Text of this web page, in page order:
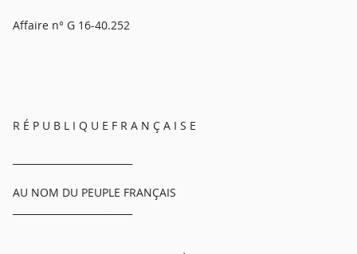
Affaire n° G 16-40.252
R É P U B L I Q U E F R A N Ç A I S E
AU NOM DU PEUPLE FRANÇAIS